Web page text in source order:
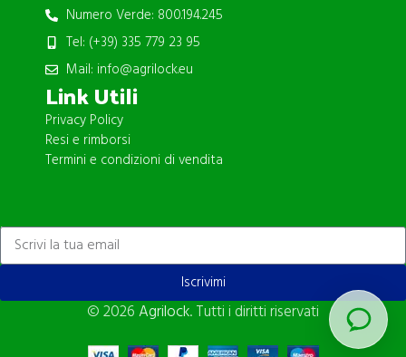
Numero Verde: 800.194.245
Tel: (+39) 335 779 23 95
Mail: info@agrilock.eu
Link Utili
Privacy Policy
Resi e rimborsi
Termini e condizioni di vendita
ISCRIVITI ALLA NEWSLETTER
Iscrivimi
© 2026Agrilock. Tutti i diritti riservati